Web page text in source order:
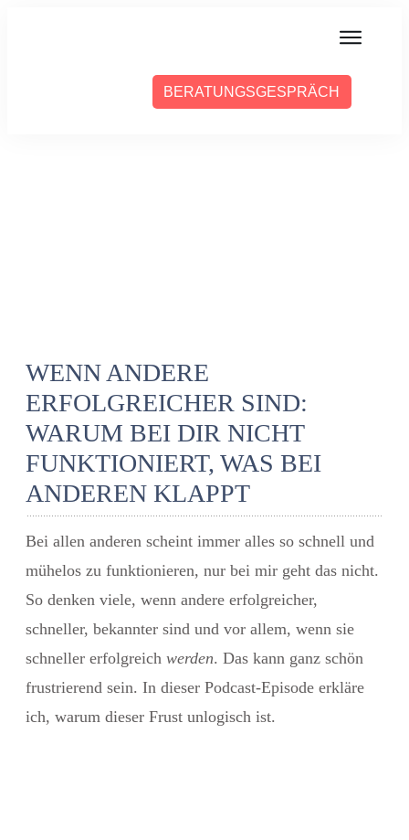
BERATUNGSGESPRÄCH
WENN ANDERE
ERFOLGREICHER SIND:
WARUM BEI DIR NICHT
FUNKTIONIERT, WAS BEI
ANDEREN KLAPPT
Bei allen anderen scheint immer alles so schnell und
mühelos zu funktionieren, nur bei mir geht das nicht.
So denken viele, wenn andere erfolgreicher,
schneller, bekannter sind und vor allem, wenn sie
schneller erfolgreich werden. Das kann ganz schön
frustrierend sein. In dieser Podcast-Episode erkläre
ich, warum dieser Frust unlogisch ist.